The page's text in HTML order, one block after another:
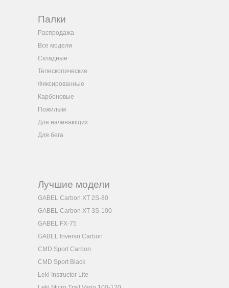
Палки
Распродажа
Все модели
Складные
Телескопические
Фиксированные
Карбоновые
Пожилым
Для начинающих
Для бега
Лучшие модели
GABEL Carbon XT 2S-80
GABEL Carbon XT 3S-100
GABEL FX-75
GABEL Inverso Carbon
CMD Sport Carbon
CMD Sport Black
Leki Instructor Lite